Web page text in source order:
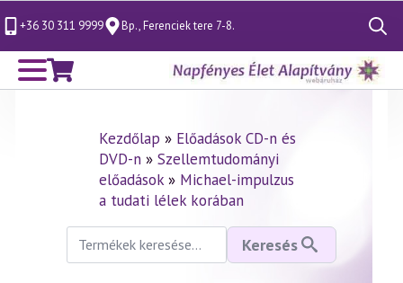
+36 30 311 9999 Bp., Ferenciek tere 7-8.
Search
for:
Kezdőlap » Előadások CD-n és
DVD-n» Szellemtudományi
előadások» Michael-impulzus
a tudati lélek korában
Keresés
következőre:
Keresés